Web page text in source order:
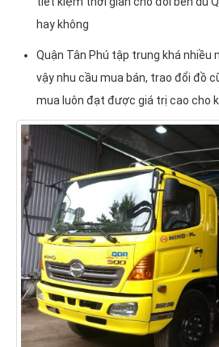
hay không
Quận Tân Phú tập trung khá nhiều
vậy nhu cầu mua bán, trao đổi đồ
mua luôn đạt được giá trị cao cho